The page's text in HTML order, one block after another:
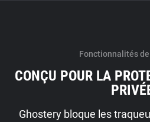
Fonctionnalités
CONÇU POUR LA
Ghostery bloque les